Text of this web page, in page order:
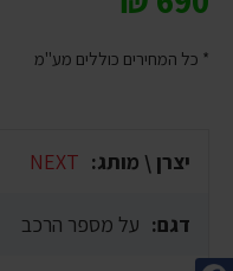
* כל המחירים כוללים מע"מ
יצרן \ מותג: NEXT
דגם: על מספר הרכב